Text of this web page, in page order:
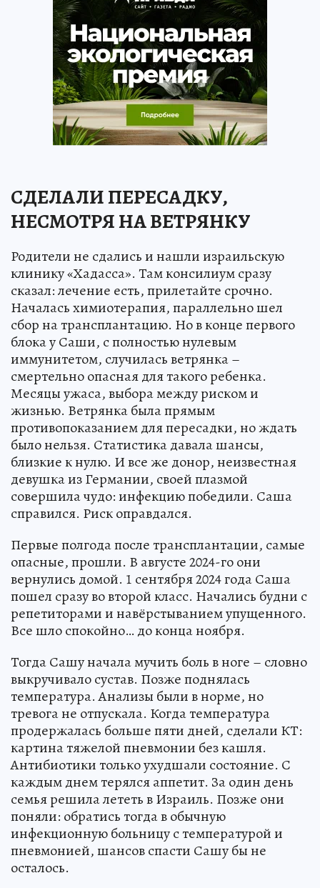
СДЕЛАЛИ ПЕРЕСАДКУ,
НЕСМОТРЯ НА ВЕТРЯНКУ
Родители не сдались и нашли израильскую
клинику «Хадасса». Там консилиум сразу
сказал: лечение есть, прилетайте срочно.
Началась химиотерапия, параллельно шел
сбор на трансплантацию. Но в конце первого
блока у Саши, с полностью нулевым
иммунитетом, случилась ветрянка –
смертельно опасная для такого ребенка.
Месяцы ужаса, выбора между риском и
жизнью. Ветрянка была прямым
противопоказанием для пересадки, но ждать
было нельзя. Статистика давала шансы,
близкие к нулю. И все же донор, неизвестная
девушка из Германии, своей плазмой
совершила чудо: инфекцию победили. Саша
справился. Риск оправдался.
Первые полгода после трансплантации, самые
опасные, прошли. В августе 2024-го они
вернулись домой. 1 сентября 2024 года Саша
пошел сразу во второй класс. Начались будни с
репетиторами и навёрстыванием упущенного.
Все шло спокойно… до конца ноября.
Тогда Сашу начала мучить боль в ноге – словно
выкручивало сустав. Позже поднялась
температура. Анализы были в норме, но
тревога не отпускала. Когда температура
продержалась больше пяти дней, сделали КТ:
картина тяжелой пневмонии без кашля.
Антибиотики только ухудшали состояние. С
каждым днем терялся аппетит. За один день
семья решила лететь в Израиль. Позже они
поняли: обратись тогда в обычную
инфекционную больницу с температурой и
пневмонией, шансов спасти Сашу бы не
осталось.